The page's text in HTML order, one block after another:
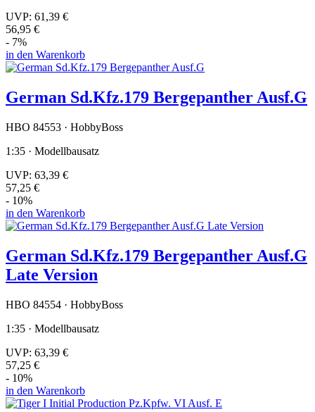
UVP: 61,39 €
56,95 €
- 7%
in den Warenkorb
German Sd.Kfz.179 Bergepanther Ausf.G
HBO 84553 · HobbyBoss
1:35 · Modellbausatz
UVP: 63,39 €
57,25 €
- 10%
in den Warenkorb
German Sd.Kfz.179 Bergepanther Ausf.G
Late Version
HBO 84554 · HobbyBoss
1:35 · Modellbausatz
UVP: 63,39 €
57,25 €
- 10%
in den Warenkorb